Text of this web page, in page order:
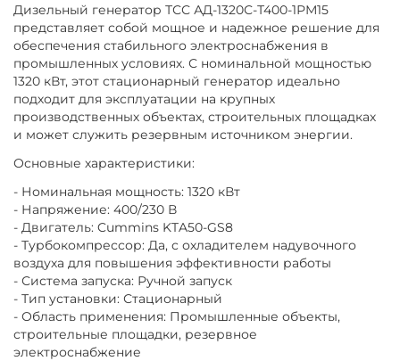
Дизельный генератор ТСС АД-1320С-Т400-1РМ15
представляет собой мощное и надежное решение для
обеспечения стабильного электроснабжения в
промышленных условиях. С номинальной мощностью
1320 кВт, этот стационарный генератор идеально
подходит для эксплуатации на крупных
производственных объектах, строительных площадках
и может служить резервным источником энергии.
Основные характеристики:
- Номинальная мощность: 1320 кВт
- Напряжение: 400/230 В
- Двигатель: Cummins KTA50-GS8
- Турбокомпрессор: Да, с охладителем надувочного
воздуха для повышения эффективности работы
- Система запуска: Ручной запуск
- Тип установки: Стационарный
- Область применения: Промышленные объекты,
строительные площадки, резервное
электроснабжение